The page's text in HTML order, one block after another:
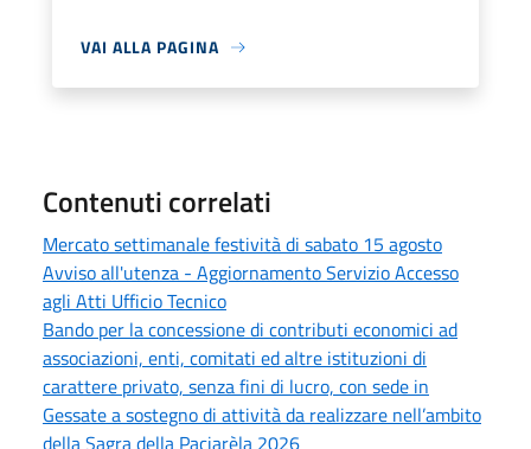
VAI ALLA PAGINA
Contenuti correlati
Mercato settimanale festività di sabato 15 agosto
Avviso all'utenza - Aggiornamento Servizio Accesso
agli Atti Ufficio Tecnico
Bando per la concessione di contributi economici ad
associazioni, enti, comitati ed altre istituzioni di
carattere privato, senza fini di lucro, con sede in
Gessate a sostegno di attività da realizzare nell’ambito
della Sagra della Paciarèla 2026